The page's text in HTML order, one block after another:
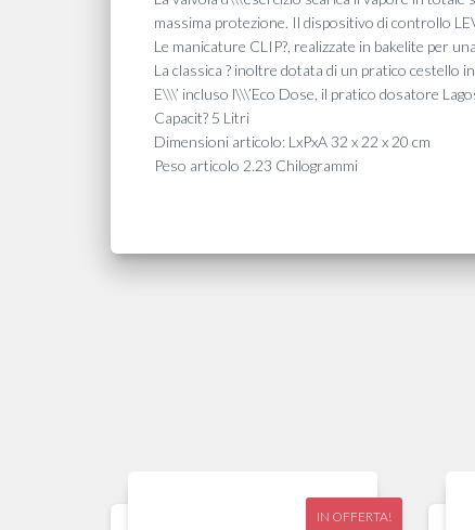
massima protezione. Il dispositivo di controllo
Le manicature CLIP?, realizzate in bakelite per
La classica ? inoltre dotata di un pratico cestello
E\\\’ incluso l\\\’Eco Dose, il pratico dosatore
Capacit? 5 Litri
Dimensioni articolo: LxPxA 32 x 22 x 20 cm
Peso articolo 2.23 Chilogrammi
IN OFFERTA!